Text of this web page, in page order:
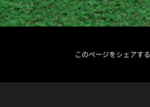
このページをシェアする